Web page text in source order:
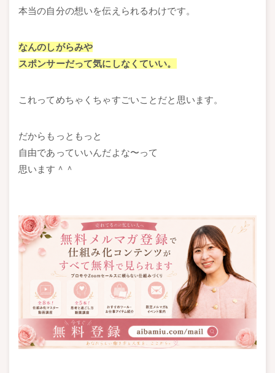
本当の自分の想いを伝えられるわけです。
なんのしがらみや
スポンサーだって気にしなくていい。
これってめちゃくちゃすごいことだと思います。
だからもっともっと
自由であっていいんだよな〜って
思います＾＾